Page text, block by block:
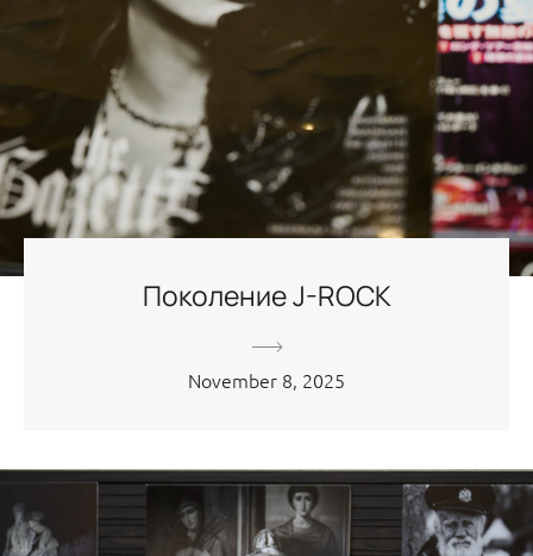
Поколение J-ROCK
November 8, 2025